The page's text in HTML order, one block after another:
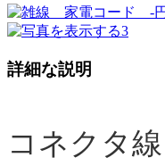
詳細な説明
コネクタ